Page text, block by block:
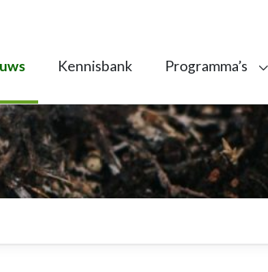
Kennisbank Programma’s